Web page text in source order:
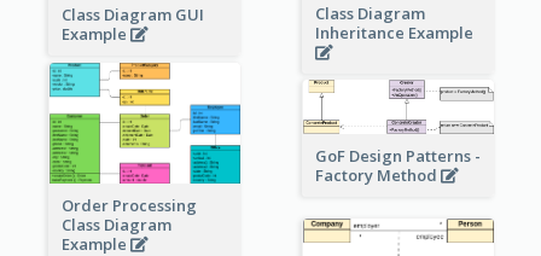
Class Diagram
Inheritance Example
Class Diagram GUI
Example
Order Processing
Class Diagram
Example
GoF Design Patterns -
Factory Method